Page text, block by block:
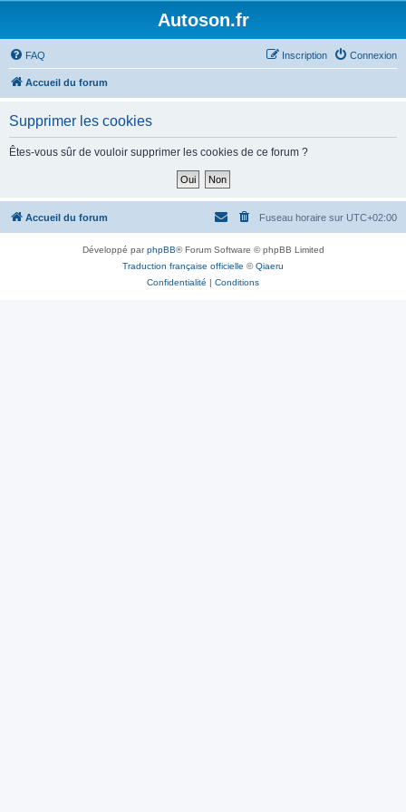
Autoson.fr
FAQ Connexion
Inscription
Accueil du forum
Supprimer les cookies
Êtes-vous sûr de vouloir supprimer les cookies de ce forum ?
Accueil du forum Fuseau horaire sur UTC+02:00
Développé parphpBB® Forum Software © phpBB Limited
Traduction française officielle ©Qiaeru
Confidentialité | Conditions